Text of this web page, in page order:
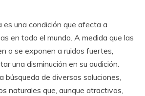
es una condición que afecta a
en todo el mundo. A medida que las
o se exponen a ruidos fuertes,
una disminución en su audición.
búsqueda de diversas soluciones,
naturales que, aunque atractivos,